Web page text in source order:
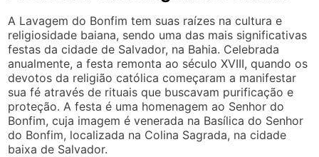
A Lavagem do Bonfim tem suas raízes na cultura e
religiosidade baiana, sendo uma das mais significativas
festas da cidade de Salvador, na Bahia. Celebrada
anualmente, a festa remonta ao século XVIII, quando os
devotos da religião católica começaram a manifestar
sua fé através de rituais que buscavam purificação e
proteção. A festa é uma homenagem ao Senhor do
Bonfim, cuja imagem é venerada na Basílica do Senhor
do Bonfim, localizada na Colina Sagrada, na cidade
baixa de Salvador.